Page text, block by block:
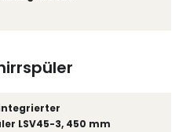
LSV45-3, 450 mm